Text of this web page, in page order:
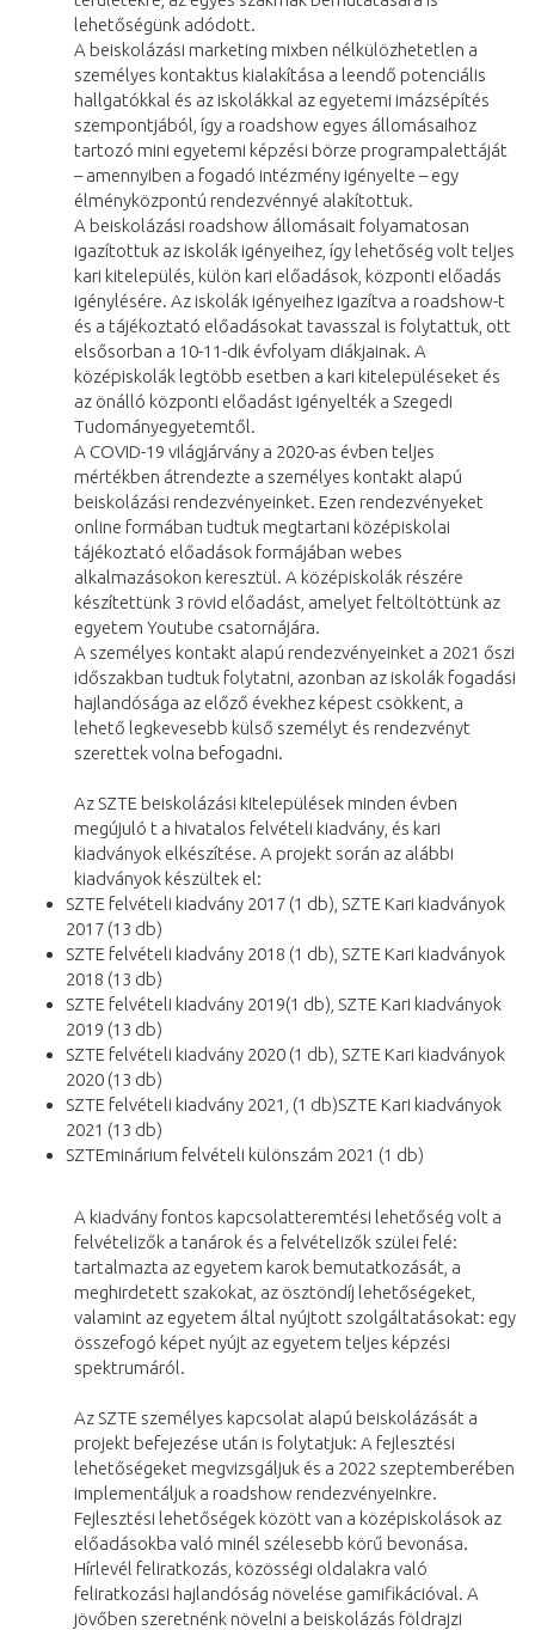
lehetőségünk adódott.
A beiskolázási marketing mixben nélkülözhetetlen a
személyes kontaktus kialakítása a leendő potenciális
hallgatókkal és az iskolákkal az egyetemi imázsépítés
szempontjából, így a roadshow egyes állomásaihoz
tartozó mini egyetemi képzési börze programpalettáját
– amennyiben a fogadó intézmény igényelte – egy
élményközpontú rendezvénnyé alakítottuk.
A beiskolázási roadshow állomásait folyamatosan
igazítottuk az iskolák igényeihez, így lehetőség volt teljes
kari kitelepülés, külön kari előadások, központi előadás
igénylésére. Az iskolák igényeihez igazítva a roadshow-t
és a tájékoztató előadásokat tavasszal is folytattuk, ott
elsősorban a 10-11-dik évfolyam diákjainak. A
középiskolák legtöbb esetben a kari kitelepüléseket és
az önálló központi előadást igényelték a Szegedi
Tudományegyetemtől.
A COVID-19 világjárvány a 2020-as évben teljes
mértékben átrendezte a személyes kontakt alapú
beiskolázási rendezvényeinket. Ezen rendezvényeket
online formában tudtuk megtartani középiskolai
tájékoztató előadások formájában webes
alkalmazásokon keresztül. A középiskolák részére
készítettünk 3 rövid előadást, amelyet feltöltöttünk az
egyetem Youtube csatornájára.
A személyes kontakt alapú rendezvényeinket a 2021 őszi
időszakban tudtuk folytatni, azonban az iskolák fogadási
hajlandósága az előző évekhez képest csökkent, a
lehető legkevesebb külső személyt és rendezvényt
szerettek volna befogadni.
Az SZTE beiskolázási kitelepülések minden évben
megújuló t a hivatalos felvételi kiadvány, és kari
kiadványok elkészítése. A projekt során az alábbi
kiadványok készültek el:
SZTE felvételi kiadvány 2017 (1 db), SZTE Kari kiadványok
2017 (13 db)
SZTE felvételi kiadvány 2018 (1 db), SZTE Kari kiadványok
2018 (13 db)
SZTE felvételi kiadvány 2019(1 db), SZTE Kari kiadványok
2019 (13 db)
SZTE felvételi kiadvány 2020 (1 db), SZTE Kari kiadványok
2020 (13 db)
SZTE felvételi kiadvány 2021, (1 db)SZTE Kari kiadványok
2021 (13 db)
SZTEminárium felvételi különszám 2021 (1 db)
A kiadvány fontos kapcsolatteremtési lehetőség volt a
felvételizők a tanárok és a felvételizők szülei felé:
tartalmazta az egyetem karok bemutatkozását, a
meghirdetett szakokat, az ösztöndíj lehetőségeket,
valamint az egyetem által nyújtott szolgáltatásokat: egy
összefogó képet nyújt az egyetem teljes képzési
spektrumáról.
Az SZTE személyes kapcsolat alapú beiskolázását a
projekt befejezése után is folytatjuk: A fejlesztési
lehetőségeket megvizsgáljuk és a 2022 szeptemberében
implementáljuk a roadshow rendezvényeinkre.
Fejlesztési lehetőségek között van a középiskolások az
előadásokba való minél szélesebb körű bevonása.
Hírlevél feliratkozás, közösségi oldalakra való
feliratkozási hajlandóság növelése gamifikációval. A
jövőben szeretnénk növelni a beiskolázás földrajzi